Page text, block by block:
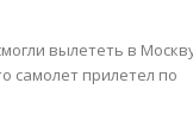
вылететь в
самолет прилетел по